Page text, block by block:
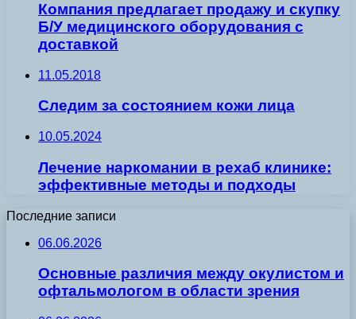
Компания предлагает продажу и скупку
Б/У медицинского оборудования с
доставкой
11.05.2018
Следим за состоянием кожи лица
10.05.2024
Лечение наркомании в рехаб клинике:
эффективные методы и подходы
Последние записи
06.06.2026
Основные различия между окулистом и
офтальмологом в области зрения